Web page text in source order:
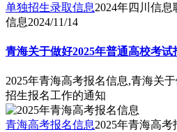
单独招生录取信息2024年四川信
信息2024/11/14
青海关于做好2025年普通高校考
2025年青海高考报名信息,青海关
招生报名工作的通知
青海高考报名信息2025年青海高考